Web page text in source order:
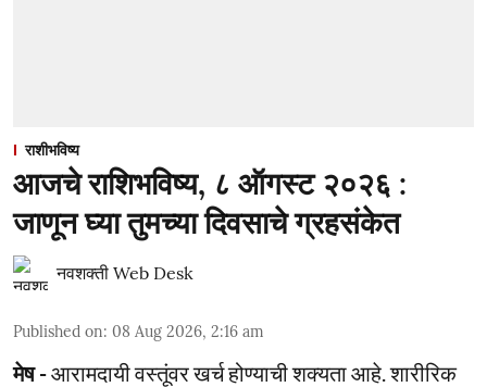
राशीभविष्य
आजचे राशिभविष्य, ८ ऑगस्ट २०२६ :
जाणून घ्या तुमच्या दिवसाचे ग्रहसंकेत
नवशक्ती Web Desk
Published on: 08 Aug 2026, 2:16 am
मेष -आरामदायी वस्तूंवर खर्च होण्याची शक्यता आहे. शारीरिक